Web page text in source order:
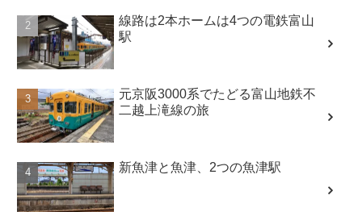
線路は2本ホームは4つの電鉄富山
駅
元京阪3000系でたどる富山地鉄不
二越上滝線の旅
新魚津と魚津、2つの魚津駅